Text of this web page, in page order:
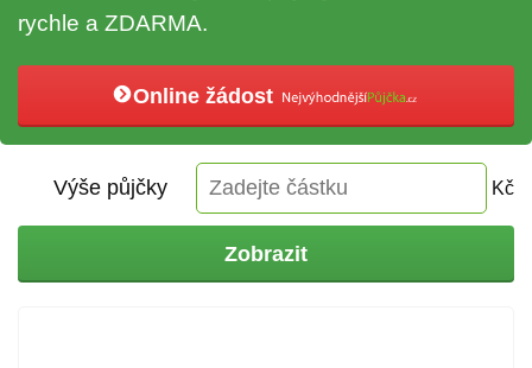
rychle a ZDARMA.
Online žádost
Výše půjčky Kč
Zobrazit